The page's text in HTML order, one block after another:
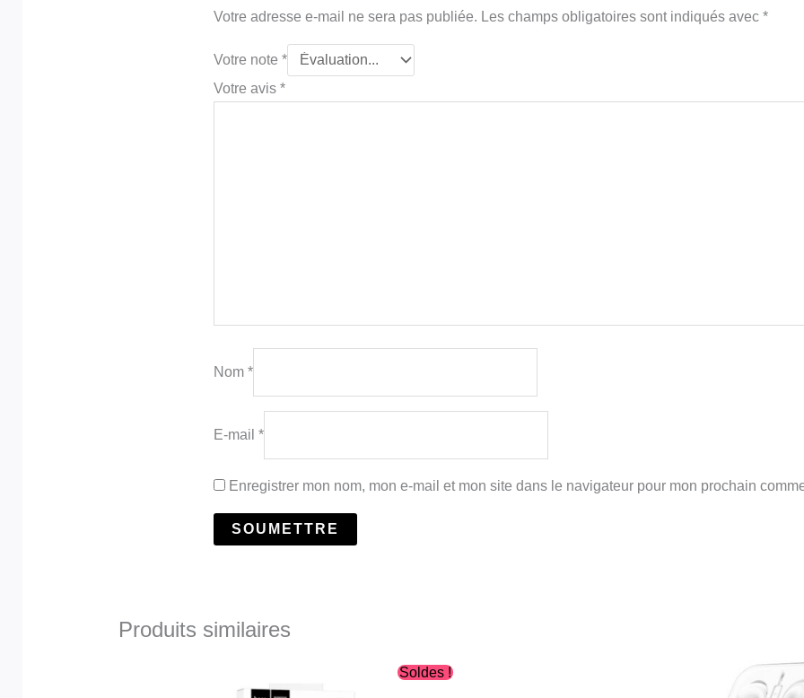
Votre adresse e-mail ne sera pas publiée. Les champs obligatoires sont indiqués avec*
Votre note*
Votre avis*
Nom*
E-mail*
Enregistrer mon nom, mon e-mail et mon site dans le navigateur pour mon prochain
Produits similaires
Soldes !